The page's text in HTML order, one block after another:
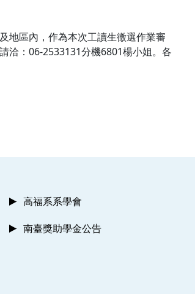
地區內，作為本次工讀生徵選作業審
洽：06-2533131分機6801楊小姐。各
高福系系學會
南臺獎助學金公告